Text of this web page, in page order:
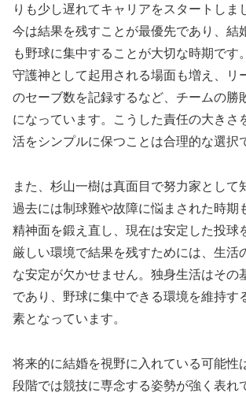
りも少し遅れてキャリアをスタートしま
今は結果を残すことが最優先であり、結
も野球に集中することが大切な時期です
守護神として起用される場面も増え、リ
のセーブ数を記録するなど、チームの勝
になっています。こうした責任の大きさ
活をシンプルに保つことは合理的な選択
また、杉山一樹は真面目で努力家として
過去には制球難や故障に悩まされた時期
精神面を鍛え直し、現在は安定した投球
厳しい環境で結果を残すためには、生活
な安定が欠かせません。独身生活はその
であり、野球に集中できる環境を維持す
素となっています。
将来的に結婚を視野に入れている可能性
段階では競技に専念する姿勢が強く表れ